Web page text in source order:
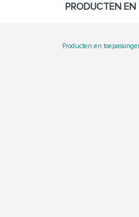
PRODUCTEN
Producten en